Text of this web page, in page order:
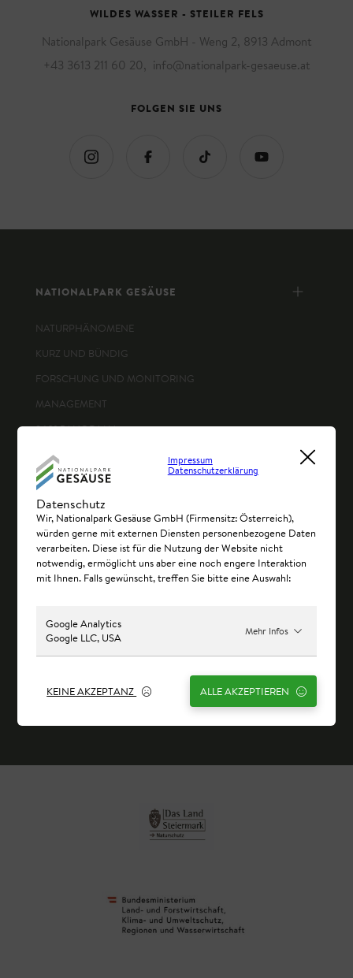
WILDES WASSER - STEILER FELS
Nationalpark Gesäuse GmbH - Weng 2, 8913 Admont
+43 3613 211 60 20, info@nationalpark-gesaeuse.at
FOLGEN SIE UNS
NATIONALPARK GESÄUSE
NATURPHÄNOMENE
KURZ UND BÜNDIG
FORSCHUNG UND MONITORING
MANAGEMENT
360° PANORAMA
NATIONALPARK ERLEBEN
NATIONALPARK
MITGESTALTEN
SERVICE
Datenschutz
Impressum
Datenschutzerklärung
Wir, Nationalpark Gesäuse GmbH (Firmensitz: Österreich),
würden gerne mit externen Diensten personenbezogene Daten
verarbeiten. Diese ist für die Nutzung der Website nicht
notwendig, ermöglicht uns aber eine noch engere Interaktion
mit Ihnen. Falls gewünscht, treffen Sie bitte eine Auswahl:
Google Analytics
Google LLC, USA
Mehr Infos
KEINE AKZEPTANZ ALLE AKZEPTIEREN